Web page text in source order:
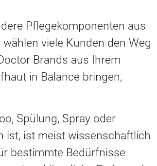
Pflegekomponenten aus
viele Kunden den Weg
Brands aus Ihrem
in Balance bringen,
Spülung, Spray oder
ist, ist meist wissenschaftlich
bestimmte Bedürfnisse